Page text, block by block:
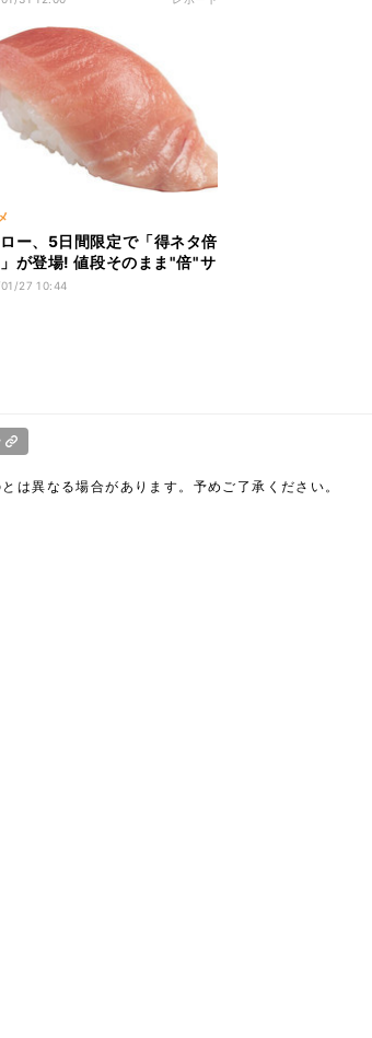
ー、5日間限定で「得ネタ倍
が登場! 値段そのまま"倍"サ
お得
27 10:44
は異なる場合があります。予めご了承ください。